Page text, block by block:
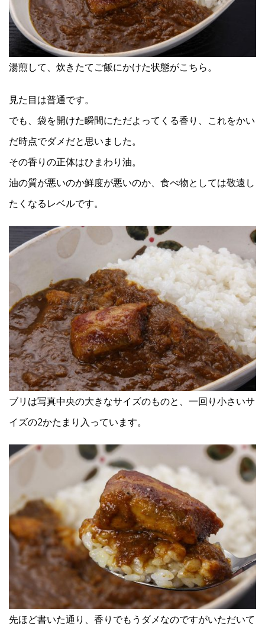
湯煎して、炊きたてご飯にかけた状態がこちら。
見た目は普通です。
でも、袋を開けた瞬間にただよってくる香り、これをかい
だ時点でダメだと思いました。
その香りの正体はひまわり油。
油の質が悪いのか鮮度が悪いのか、食べ物としては敬遠し
たくなるレベルです。
ブリは写真中央の大きなサイズのものと、一回り小さいサ
イズの2かたまり入っています。
先ほど書いた通り、香りでもうダメなのですがいただいて